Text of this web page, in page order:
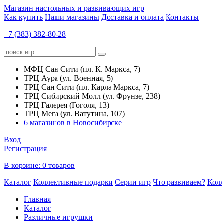
Магазин настольных и развивающих игр
Как купить Наши магазины Доставка и оплата Контакты
+7 (383) 382-80-28
МФЦ Сан Сити (пл. К. Маркса, 7)
ТРЦ Аура (ул. Военная, 5)
ТРЦ Сан Сити (пл. Карла Маркса, 7)
ТРЦ Сибирский Молл (ул. Фрунзе, 238)
ТРЦ Галерея (Гоголя, 13)
ТРЦ Мега (ул. Ватутина, 107)
6 магазинов в Новосибирске
Вход
Регистрация
В корзине: 0 товаров
Каталог Коллективные подарки Серии игр Что развиваем?
Главная
Каталог
Различные игрушки